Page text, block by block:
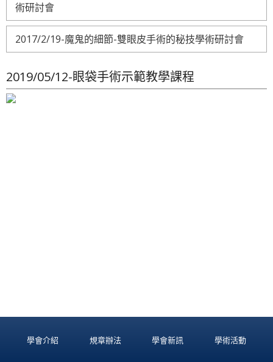
術研討會
2017/2/19-魔鬼的細節-雙眼皮手術的秘技學術研討會
2019/05/12-眼袋手術示範教學課程
學會介紹 規章辦法 學會新訊 學術活動